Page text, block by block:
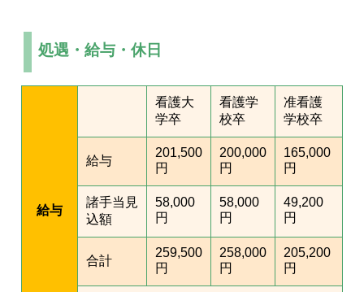
処遇・給与・休日
給与
看護大
学卒
看護学
校卒
准看護
学校卒
給与
201,500
円
200,000
円
165,000
円
諸手当見
込額
58,000
円
58,000
円
49,200
円
合計
259,500
円
258,000
円
205,200
円